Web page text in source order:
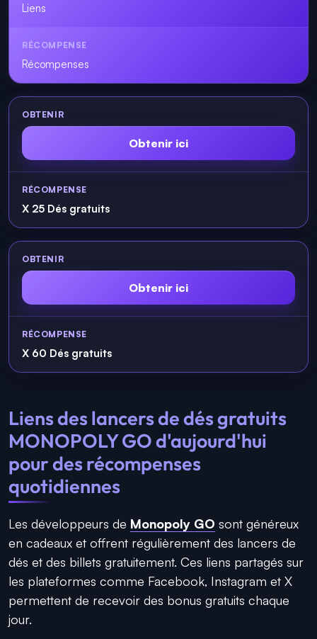
Liens
Récompenses
Obtenir ici
X 25 Dés gratuits
Obtenir ici
X 60 Dés gratuits
Liens des lancers de dés gratuits
MONOPOLY GO d'aujourd'hui
pour des récompenses
quotidiennes
Les développeurs de Monopoly GO sont généreux
en cadeaux et offrent régulièrement des lancers de
dés et des billets gratuitement. Ces liens partagés sur
les plateformes comme Facebook, Instagram et X
permettent de recevoir des bonus gratuits chaque
jour.